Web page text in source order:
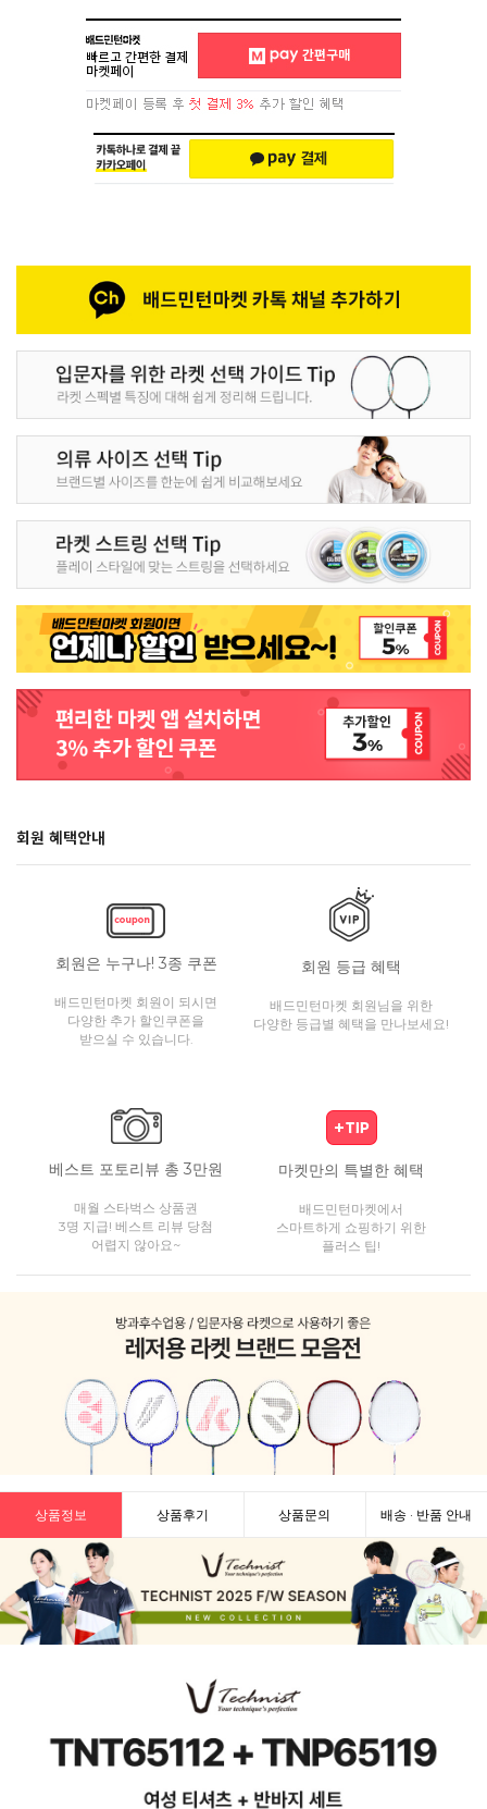
회원 혜택안내
회원은 누구나! 3종 쿠폰
배드민턴마켓 회원이 되시면
다양한 추가 할인쿠폰을
받으실 수 있습니다.
회원 등급 혜택
배드민턴마켓 회원님을 위한
다양한 등급별 혜택을 만나보세요!
베스트 포토리뷰 총 3만원
매월 스타벅스 상품권
3명 지급! 베스트 리뷰 당첨
어렵지 않아요~
마켓만의 특별한 혜택
배드민턴마켓에서
스마트하게 쇼핑하기 위한
플러스 팁!
상품정보 상품후기 상품문의 배송 · 반품 안내